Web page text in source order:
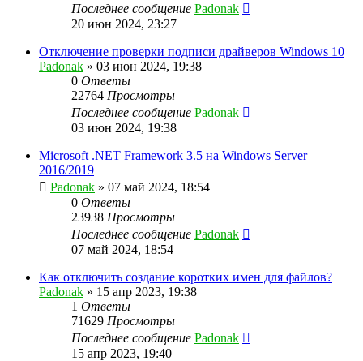
Последнее сообщение Padonak
20 июн 2024, 23:27
Отключение проверки подписи драйверов Windows 10
Padonak » 03 июн 2024, 19:38
0 Ответы
22764 Просмотры
Последнее сообщение Padonak
03 июн 2024, 19:38
Microsoft .NET Framework 3.5 на Windows Server
2016/2019
Padonak » 07 май 2024, 18:54
0 Ответы
23938 Просмотры
Последнее сообщение Padonak
07 май 2024, 18:54
Как отключить создание коротких имен для файлов?
Padonak » 15 апр 2023, 19:38
1 Ответы
71629 Просмотры
Последнее сообщение Padonak
15 апр 2023, 19:40